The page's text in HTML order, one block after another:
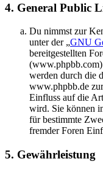
4. General Public
Du nimmst zur
unter der „GNU
bereitgestellten
(www.phpbb.com)
werden durch die
www.phpbb.de
Einfluss auf die
wird. Sie können
für bestimmte
fremder Foren
5. Gewährleistung